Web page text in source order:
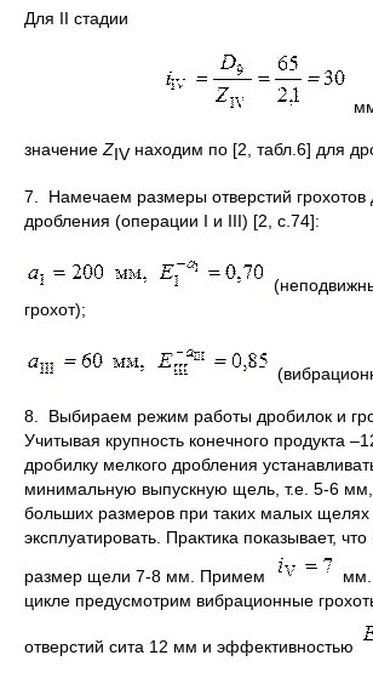
Для II стадии
значениеZIVнаходим по [2, табл.6] для
7. Намечаем размеры отверстий грохотов
дробления (операции I и III) [2, с.74]:
грохот);
8. Выбираем режим работы дробилок и
Учитывая крупность конечного продукта
дробилку мелкого дробления
минимальную выпускную щель, т.е. 5-6
больших размеров при таких малых щелях
эксплуатировать. Практика показывает,
размер щели 7-8 мм. Примем
мм.
цикле предусмотрим вибрационные
отверстий сита 12 мм и эффективностью